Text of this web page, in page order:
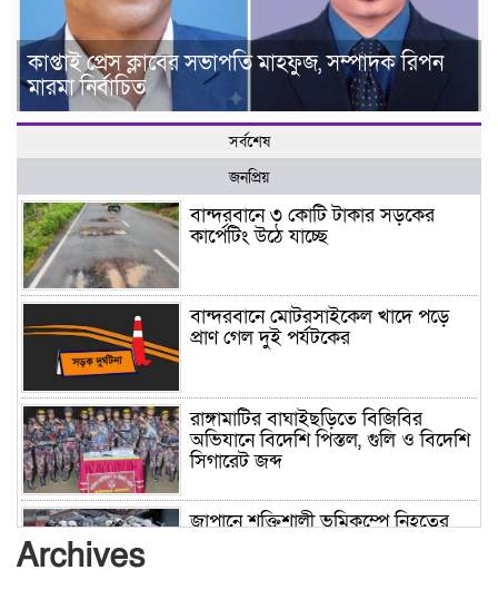
কাপ্তাই প্রেস ক্লাবের সভাপতি মাহফুজ, সম্পাদক রিপন
মারমা নির্বাচিত
সর্বশেষ
জনপ্রিয়
বান্দরবানে ৩ কোটি টাকার সড়কের
কার্পেটিং উঠে যাচ্ছে
বান্দরবানে মোটরসাইকেল খাদে পড়ে
প্রাণ গেল দুই পর্যটকের
রাঙ্গামাটির বাঘাইছড়িতে বিজিবির
অভিযানে বিদেশি পিস্তল, গুলি ও বিদেশি
সিগারেট জব্দ
জাপানে শক্তিশালী ভূমিকম্পে নিহতের
Archives